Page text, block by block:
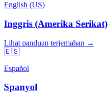
English (US)
Inggris (Amerika Serikat)
Lihat panduan terjemahan →
🇪🇸
Español
Spanyol